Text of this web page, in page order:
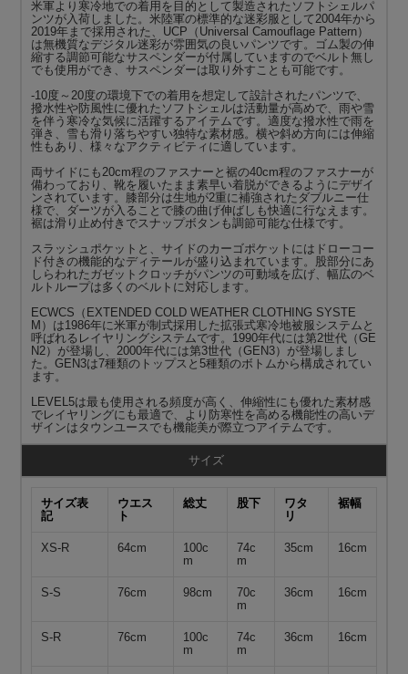
米軍より寒冷地での着用を目的として製造されたソフトシェルパ
ンツが入荷しました。米陸軍の標準的な迷彩服として2004年から
2019年まで採用された、UCP（Universal Camouflage Pattern）
は無機質なデジタル迷彩が雰囲気の良いパンツです。ゴム製の伸
縮する調節可能なサスペンダーが付属していますのでベルト無し
でも使用ができ、サスペンダーは取り外すことも可能です。
-10度～20度の環境下での着用を想定して設計されたパンツで、
撥水性や防風性に優れたソフトシェルは活動量が高めで、雨や雪
を伴う寒冷な気候に活躍するアイテムです。適度な撥水性で雨を
弾き、雪も滑り落ちやすい独特な素材感。横や斜め方向には伸縮
性もあり、様々なアクティビティに適しています。
両サイドにも20cm程のファスナーと裾の40cm程のファスナーが
備わっており、靴を履いたまま素早い着脱ができるようにデザイ
ンされています。膝部分は生地が2重に補強されたダブルニー仕
様で、ダーツが入ることで膝の曲げ伸ばしも快適に行なえます。
裾は滑り止め付きでスナップボタンも調節可能な仕様です。
スラッシュポケットと、サイドのカーゴポケットにはドローコー
ド付きの機能的なディテールが盛り込まれています。股部分にあ
しらわれたガゼットクロッチがパンツの可動域を広げ、幅広のベ
ルトループは多くのベルトに対応します。
ECWCS（EXTENDED COLD WEATHER CLOTHING SYSTE
M）は1986年に米軍が制式採用した拡張式寒冷地被服システムと
呼ばれるレイヤリングシステムです。1990年代には第2世代（GE
N2）が登場し、2000年代には第3世代（GEN3）が登場しまし
た。GEN3は7種類のトップスと5種類のボトムから構成されてい
ます。
LEVEL5は最も使用される頻度が高く、伸縮性にも優れた素材感
でレイヤリングにも最適で、より防寒性を高める機能性の高いデ
ザインはタウンユースでも機能美が際立つアイテムです。
サイズ
サイズ表
記
ウエス
ト
総丈 股下
ワタ
リ
裾幅
XS-R 64cm
100c
m
74c
m
35cm 16cm
S-S 76cm 98cm
70c
m
36cm 16cm
S-R 76cm
100c
m
74c
m
36cm 16cm